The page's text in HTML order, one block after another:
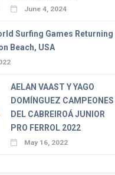
June 4, 2024
Surfing Games Returning
Beach, USA
AELAN VAAST Y YAGO
DOMÍNGUEZ CAMPEONES
DEL CABREIROÁ JUNIOR
PRO FERROL 2022
May 16, 2022